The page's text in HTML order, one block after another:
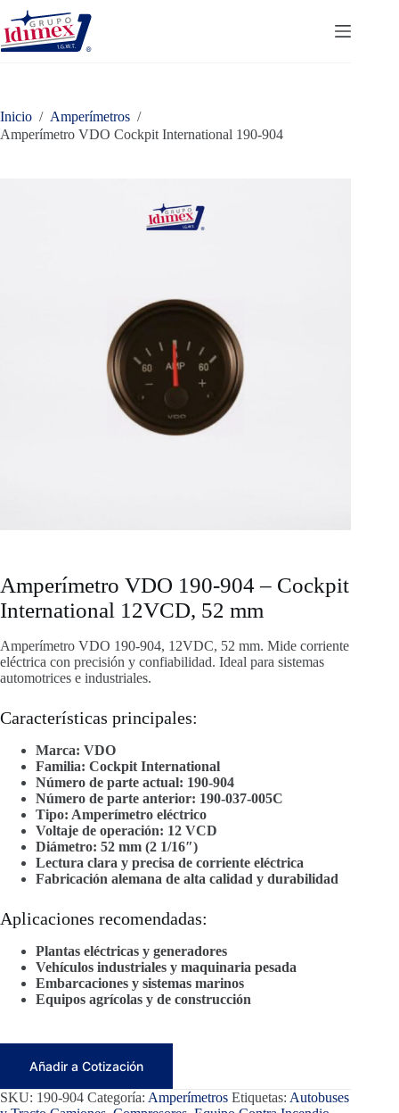
Saltar
contenido
Inicio / Amperímetros /
Amperímetro VDO Cockpit International 190-904
Amperímetro VDO 190-904 – Cockpit
International 12VCD, 52 mm
Amperímetro VDO 190-904, 12VDC, 52 mm. Mide corriente
eléctrica con precisión y confiabilidad. Ideal para sistemas
automotrices e industriales.
Características principales:
Marca: VDO
Familia: Cockpit International
Número de parte actual: 190-904
Número de parte anterior: 190-037-005C
Tipo: Amperímetro eléctrico
Voltaje de operación: 12 VCD
Diámetro: 52 mm (2 1/16″)
Lectura clara y precisa de corriente eléctrica
Fabricación alemana de alta calidad y durabilidad
Aplicaciones recomendadas:
Plantas eléctricas y generadores
Vehículos industriales y maquinaria pesada
Embarcaciones y sistemas marinos
Equipos agrícolas y de construcción
Añadir a Cotización
SKU: 190-904 Categoría: Amperímetros Etiquetas: Autobuses